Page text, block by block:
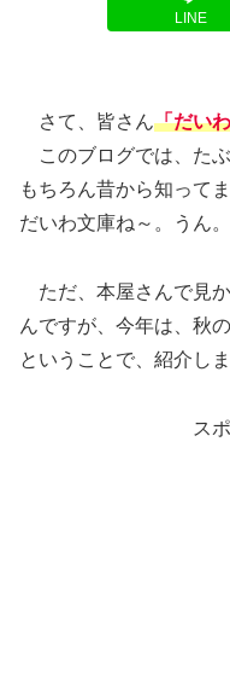
LINE
さて、皆さん「だい
このブログでは、たぶ
もちろん昔から知って
だいわ文庫ね～。うん
ただ、本屋さんで見
んですが、今年は、秋
ということで、紹介しま
ス